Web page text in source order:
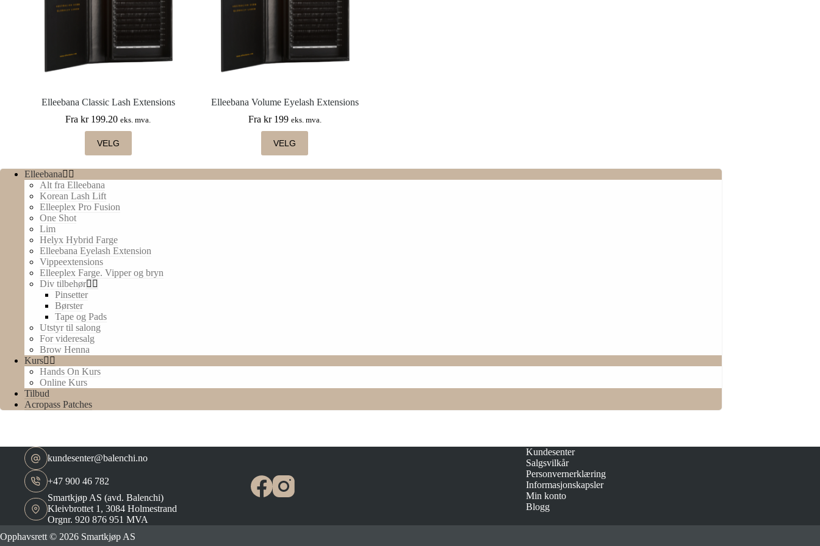
Elleebana Classic Lash Extensions
Frakr199.20 eks. mva.
VELGproduktet
har
flere
varianter.
kan
velges
Elleebana Volume Eyelash Extensions
Fra kr199 eks. mva.
VELGproduktet
har
flere
varianter.
Elleebana
Alt fra Elleebana
Korean Lash Lift
Elleeplex Pro Fusion
One Shot
Lim
Helyx Hybrid Farge
Elleebana Eyelash Extension
Vippeextensions
Elleeplex Farge. Vipper og bryn
Div tilbehør
Pinsetter
Børster
Tape og Pads
Utstyr til salong
For videresalg
Brow Henna
Kurs
Hands On Kurs
Online Kurs
Tilbud
Acropass Patches
kundesenter@balenchi.no
+47 900 46 782
Smartkjøp AS (avd. Balenchi)
Kleivbrottet 1, 3084 Holmestrand
Orgnr. 920 876 951 MVA
Kundesenter
Salgsvilkår
Personvernerklæring
Informasjonskapsler
Min konto
Blogg
Opphavsrett © 2026 Smartkjøp AS